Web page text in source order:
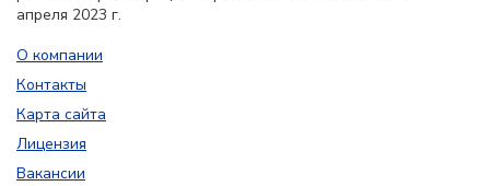
апреля 2023 г.
О компании
Контакты
Карта сайта
Лицензия
Вакансии